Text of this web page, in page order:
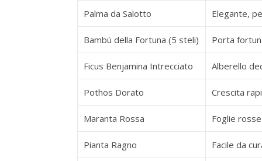
Palma da Salotto Elegante,
Bambù della Fortuna (5 steli) Porta
Ficus Benjamina Intrecciato Alberello
Pothos Dorato Crescita
Maranta Rossa Foglie
Pianta Ragno Facile da